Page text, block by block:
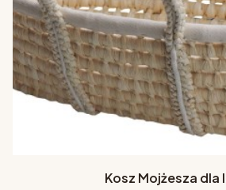
Kosz Mojżesza dla